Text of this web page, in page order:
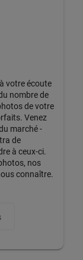
votre écoute
nombre de
de votre
Venez
marché -
de
à ceux-ci.
nos
connaître.